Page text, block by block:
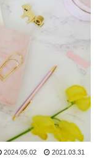
2024.05.02 2021.03.31